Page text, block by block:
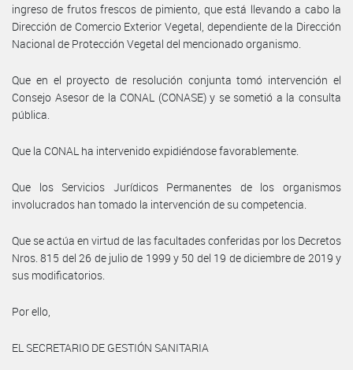
ingreso de frutos frescos de pimiento, que está llevando a cabo la
Dirección de Comercio Exterior Vegetal, dependiente de la Dirección
Nacional de Protección Vegetal del mencionado organismo.
Que en el proyecto de resolución conjunta tomó intervención el
Consejo Asesor de la CONAL (CONASE) y se sometió a la consulta
pública.
Que la CONAL ha intervenido expidiéndose favorablemente.
Que los Servicios Jurídicos Permanentes de los organismos
involucrados han tomado la intervención de su competencia.
Que se actúa en virtud de las facultades conferidas por los Decretos
Nros. 815 del 26 de julio de 1999 y 50 del 19 de diciembre de 2019 y
sus modificatorios.
Por ello,
EL SECRETARIO DE GESTIÓN SANITARIA